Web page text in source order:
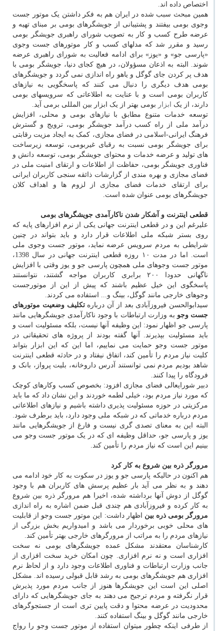
اختصاص داده اند.
همین مبحث سبب شده در ایران هم به فکر داشتن یک موتور جست
وجوی بومی بیفتند و پشتیبانی از جویشگرهای بومی بر مبنای تهیه و
عرضه طرح کسب و کار به تصویب شورای راهبری جویشگر بومی
رسید و مقرر شد که مدلهای کسب و کار موتورهای جست وجوی
«پارسی جو» و «یوز» برای ادامه فعالیت به شورای راهبری عرضه
شوند. البته به اذعان مسؤولان، در هیچ کجای دنیا، جویشگر بومی با
هدف پر کردن جای گوگل و یاهو راه اندازی نمی گردد و جویشگرهای
بومی هدف دیگری را دنبال می کنند که پاسخگویی به نیازهای
کاربران بومی است و با عنایت به اطلاعاتی که سرویسهای بومی
دارند، از یک
ابزار بومی بهتر از یک ابزار بین المللی برمی آید.
توسعه خدمات متنوع مطابق با نیازهای بومی و محلی، افزایش
درآمد ملی از راه کسب درآمد جویشگر بومی، ترویج و گسترش
فرهنگ ایرانی-اسلامی در فضای مجازی، کمک به ایجاد مزیت رقابتی
برای جویشگر بومی نسبت به رقبای غیربومی، توسعه زیرساخت
های تولید و عرضه خدمات و محتوای جویشگر بومی، توسعه دانش و
فناوری جویشگر بومی، حفاظت از اطلاعات و ارتقای امنیت ملی در
فضای مجازی و بهره مندی از گزارشات ذائقه سنجی کاربران ایرانی
برای ارتقای خدمات فضای مجازی از لزوم ها و اهداف کلان
جویشگرهای بومی عنوان شده است.
قطعی اینترنت و آشکار شدن ناکارآمدی جویشگرهای بومی
علیرغم این و در قطعی اینترنت جهانی یکی از نرم افزارهای پایه که
روی بستر شبکه ملی اطلاعات قرار دارد و باید بتواند در چنین
شرایطی به مردم سرویس عرضه نماید، موتور جست وجوی ملی
است. اما در مدت ۱۰ روزه قطعی اینترنت جهانی در سال 1398،
موتور جست وجوهای ملی همچون پارسی جو و یوز وقتی با افزایش
ناگهانی حدودا ۲۰۰ برابری کاربران مواجه گشتند، نتوانستند
پاسخگوی این خیل عظیم باشند که پیش از این از موتورجست
وجوهای خارجی مانند گوگل، بینگ و... استفاده می کردند.
سیدابوالحسن فیروزآبادی بعد از آن دربارهتکلیف وضعیت موتورهای
جست وجو به وزارت ارتباطات با وجود ناکارآمدی جویشگرهایی مانند
پارسی جو اظهار نمود: این وظیفه آنها نیست، بلکه مسئولیت است و
باید مسئولیت بپذیرند. آنها گفته بودند از پروژه های تحقیقاتی در
موتور جست وجو حمایت می نماییم، اما این که این ابزار بتواند
کلیت نیاز مردم را تأمین کند، اتفاق نیفتاد و در حادثه قطعی اینترنت
شاهد بودیم مردم نمی توانستند آدرس داروخانه، بلیت پرواز، بانک و
فرودگاه را پیدا کنند.
دبیر شورایعالی فضای مجازی افزود: بخصوص کسب وکارهای کوچک
که مورد نیاز مردم بود، خیلی لطمه خوردند و این نشان داد که ما باید
مرکزیتی در حوزه مسئولیت پذیری داشته باشیم و نیازهای اطلاعاتی
مردم درباره خدماتی که در شبکه ملی وجود دارد، باید برطرف شود.
البته این به معنای تصدی گری نیست و فارغ از جویشگرهایی مانند
یوز و پارسی جو، حداقل وظیفه ای که در یک موتور جست وجو می
بینیم این است که نیاز مردم را تأمین کند.
مرورگر ذره بین شروع به کار کرد
هم اکنون در حالیکه پارسی جو و یوز در سکوت به کار خود ادامه می
دهند و به نظر می آید بار عظیم پرسش های کاربران هم با وجود
گوگل از دوش آنها برداشته شده، اخیرا هم مرورگر ذره بین شروع
به کار کرده و فیروزآبادی هم چندی قبل ضمن اشاره به راه اندازی
مرورگر بومی ذره بین اظهار داشت: این موتور جست وجو از قابلیت
های محلی خوبی برخوردار می باشد و امیدواریم بخش بزرگی از
نیازهای مردم را به مراتب از مرورگرهای خارجی بهتر تأمین کند.
کارشناسان معتقدند مشکل عمده جویشگرهای بومی نه سخت
افزاری است و نه نرم افزاری. چون امکان خرید سخت افزاری از
جانب وزارت ارتباطات و فناوری اطلاعات وجود دارد و از لحاظ نرم
افزاری هم جویشگرهای بومی به رشد قابل قبولی رسیده اند. مشکل
اصلی این است این جویشگرها هنوز از جانب مردم مورد پذیرش
قرار نگرفته و مردم ترجیح می دهند به جای جویشگرهایی که دارای
محدودیت در عرضه محتوا و دقت پایین تری است از جستجوگرهای
خارجی مانند گوگل و بینگ استفاده کنند.
از طرفی اینکه چطور میتوان استفاده از موتور جست وجو را رواج